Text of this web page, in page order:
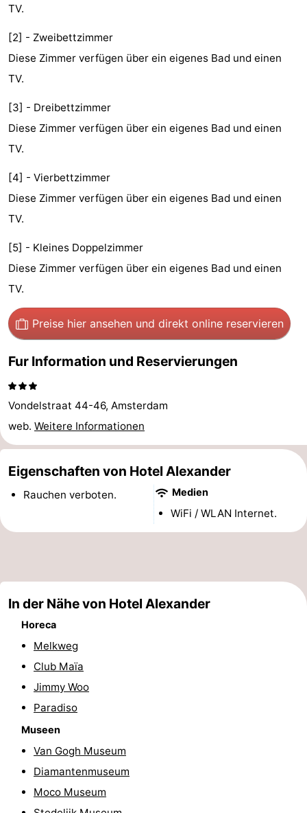
(mit
Frühstück)
Lastminutes
Museen
Sehen
&
tun
-
Museen
-
Denkmäler
-
Kirchen
-
-
Rundfahrten
-
Experiences
Dörfer
&
Städte
Führungen
Sport
-
Radfahren
-
und
trinken
Einkäufen
Märkte
Warenhäuser
Veranstaltungen
Kanale
TV.
[2] - Zweibettzimmer
Diese Zimmer verfügen über ein eigenes Bad und einen
TV.
[3] - Dreibettzimmer
Diese Zimmer verfügen über ein eigenes Bad und einen
TV.
[4] - Vierbettzimmer
Diese Zimmer verfügen über ein eigenes Bad und einen
TV.
[5] - Kleines Doppelzimmer
Diese Zimmer verfügen über ein eigenes Bad und einen
TV.
Preise hier ansehen und direkt online reservieren
Fur Information und Reservierungen
Vondelstraat 44-46, Amsterdam
web. Weitere Informationen
Eigenschaften von Hotel Alexander
Rauchen verboten. Medien
WiFi / WLAN Internet.
In der Nähe von Hotel Alexander
Horeca
Melkweg
Club Maïa
Jimmy Woo
Paradiso
Museen
Van Gogh Museum
Diamantenmuseum
Moco Museum